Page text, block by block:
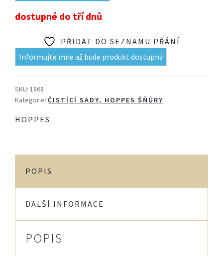
dostupné do tří dnů
PŘIDAT DO SEZNAMU PŘÁNÍ
Informujte mne až bude produkt dostupný
SKU: 1868
Kategorie: ČISTÍCÍ SADY, HOPPES ŠŇŮRY
HOPPES
POPIS
DALŠÍ INFORMACE
POPIS